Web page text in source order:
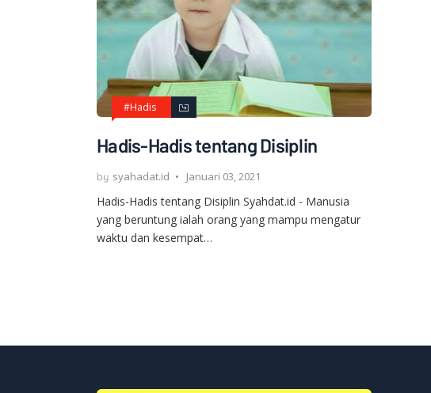
#Hadis
Hadis-Hadis tentang Disiplin
syahadat.id Januari 03, 2021
Hadis-Hadis tentang Disiplin Syahdat.id - Manusia
yang beruntung ialah orang yang mampu mengatur
waktu dan kesempat…